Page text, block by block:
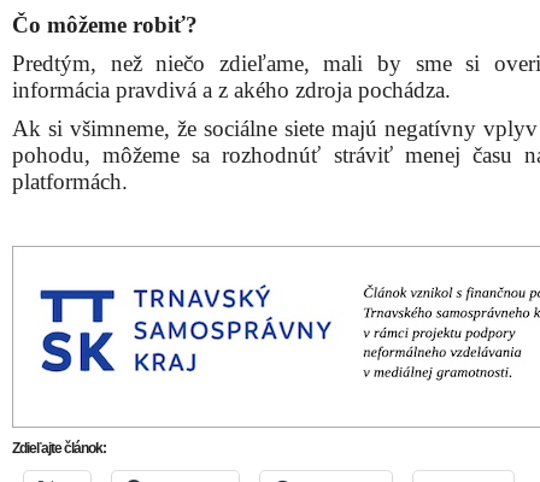
Čo môžeme robiť?
Predtým, než niečo zdieľame, mali by sme si
informácia pravdivá a z akého zdroja pochádza.
Ak si všimneme, že sociálne siete majú negatívny
pohodu, môžeme sa rozhodnúť stráviť menej času
platformách.
Zdieľajte článok: